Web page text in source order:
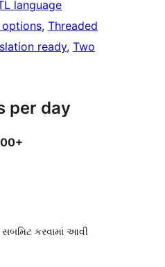
language
options, Threaded
ready, Two
per day
સબમિટ કરવામાં આવી